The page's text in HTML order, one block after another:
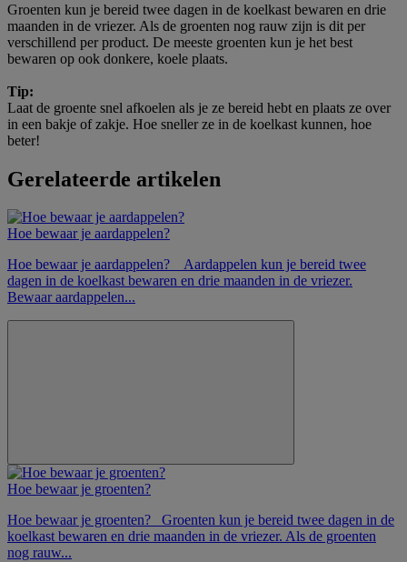
Groenten kun je bereid twee dagen in de koelkast bewaren en drie
maanden in de vriezer. Als de groenten nog rauw zijn is dit per
verschillend per product. De meeste groenten kun je het best
bewaren op ook donkere, koele plaats.
Tip:
Laat de groente snel afkoelen als je ze bereid hebt en plaats ze over
in een bakje of zakje. Hoe sneller ze in de koelkast kunnen, hoe
beter!
Gerelateerde artikelen
Hoe bewaar je aardappelen?
Hoe bewaar je aardappelen? Aardappelen kun je bereid twee
dagen in de koelkast bewaren en drie maanden in de vriezer.
Bewaar aardappelen...
Hoe bewaar je groenten?
Hoe bewaar je groenten? Groenten kun je bereid twee dagen in de
koelkast bewaren en drie maanden in de vriezer. Als de groenten
nog rauw...